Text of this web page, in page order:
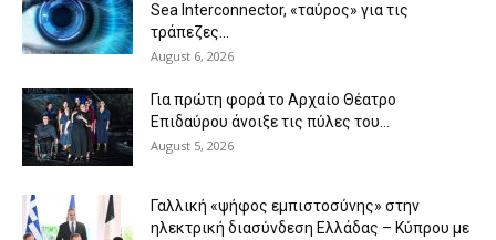
Sea Interconnector, «ταύρος» για τις
τράπεζες...
August 6, 2026
Για πρώτη φορά το Αρχαίο Θέατρο
Επιδαύρου άνοιξε τις πύλες του...
August 5, 2026
Γαλλική «ψήφος εμπιστοσύνης» στην
ηλεκτρική διασύνδεση Ελλάδας – Κύπρου με